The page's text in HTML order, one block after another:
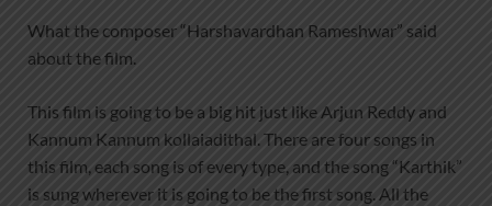
What the composer “Harshavardhan Rameshwar” said
about the film.
This film is going to be a big hit just like Arjun Reddy and
Kannum Kannum kollaiadithal. There are four songs in
this film, each song is of every type, and the song “Karthik”
is sung wherever it is going to be the first song. All the